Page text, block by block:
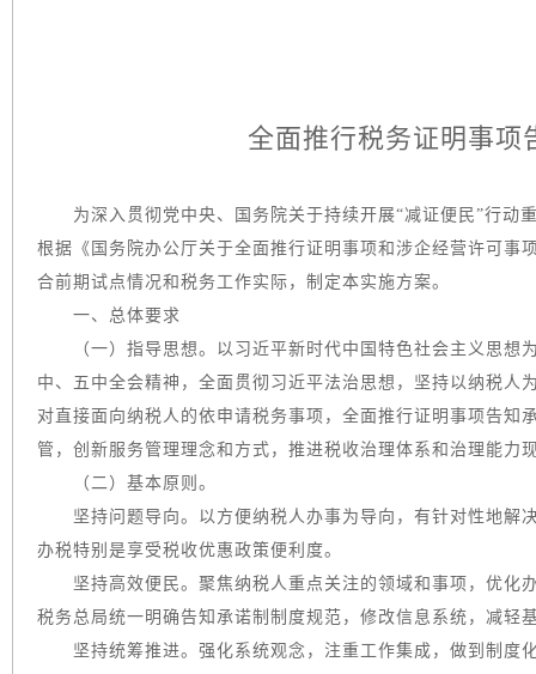
全面推行税务证明事项
为深入贯彻党中央、国务院关于持续开展“减证便民”行动
根据《国务院办公厅关于全面推行证明事项和涉企经营许可事
合前期试点情况和税务工作实际，制定本实施方案。
一、总体要求
（一）指导思想。以习近平新时代中国特色社会主义思想
中、五中全会精神，全面贯彻习近平法治思想，坚持以纳税人
对直接面向纳税人的依申请税务事项，全面推行证明事项告知
管，创新服务管理理念和方式，推进税收治理体系和治理能力
（二）基本原则。
坚持问题导向。以方便纳税人办事为导向，有针对性地解
办税特别是享受税收优惠政策便利度。
坚持高效便民。聚焦纳税人重点关注的领域和事项，优化
税务总局统一明确告知承诺制制度规范，修改信息系统，减轻
坚持统筹推进。强化系统观念，注重工作集成，做到制度